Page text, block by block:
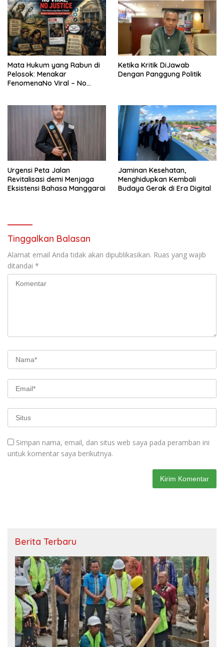
Bersubsidi Bagi Penunggak
Pajak
Mata Hukum yang Rabun di
Pelosok: Menakar
FenomenaNo Viral – No
Ketika Kritik DiJawab
Dengan Panggung Politik
Urgensi Peta Jalan
Revitalisasi demi Menjaga
Eksistensi Bahasa Manggarai
Jaminan Kesehatan,
Menghidupkan Kembali
Budaya Gerak di Era Digital
Tinggalkan Balasan
Alamat email Anda tidak akan dipublikasikan. Ruas yang wajib
ditandai *
Simpan nama, email, dan situs web saya pada peramban ini
untuk komentar saya berikutnya.
Berita Terbaru